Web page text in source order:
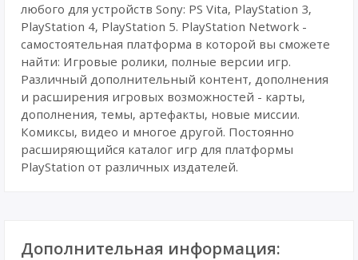
любого для устройств Sony: PS Vita, PlayStation 3,
PlayStation 4, PlayStation 5. PlayStation Network -
самостоятельная платформа в которой вы сможете
найти: Игровые ролики, полные версии игр.
Различный дополнительный контент, дополнения
и расширения игровых возможностей - карты,
дополнения, темы, артефакты, новые миссии.
Комиксы, видео и многое другой. Постоянно
расширяющийся каталог игр для платформы
PlayStation от различных издателей.
Дополнительная информация: